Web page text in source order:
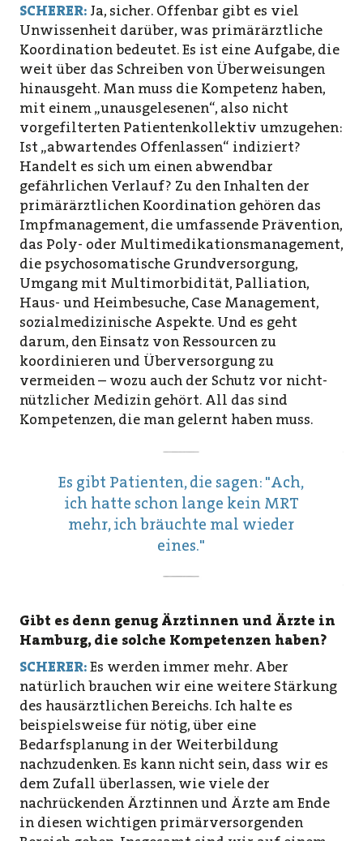
SCHERER: Ja, sicher. Offenbar gibt es viel
Unwissenheit darüber, was primärärztliche
Koordination bedeutet. Es ist eine Aufgabe, die
weit über das Schreiben von Überweisungen
hinausgeht. Man muss die Kompetenz haben,
mit einem „unausgelesenen“, also nicht
vorgefilterten Patientenkollektiv umzugehen:
Ist „abwartendes Offenlassen“ indiziert?
Handelt es sich um einen abwendbar
gefährlichen Verlauf? Zu den Inhalten der
primärärztlichen Koordination gehören das
Impfmanagement, die umfassende Prävention,
das Poly- oder Multimedikationsmanagement,
die psychosomatische Grundversorgung,
Umgang mit Multimorbidität, Palliation,
Haus- und Heimbesuche, Case Management,
sozialmedizinische Aspekte. Und es geht
darum, den Einsatz von Ressourcen zu
koordinieren und Überversorgung zu
vermeiden – wozu auch der Schutz vor nicht-
nützlicher Medizin gehört. All das sind
Kompetenzen, die man gelernt haben muss.
Es gibt Patienten, die sagen: "Ach,
ich hatte schon lange kein MRT
mehr, ich bräuchte mal wieder
eines."
Gibt es denn genug Ärztinnen und Ärzte in
Hamburg, die solche Kompetenzen haben?
SCHERER:Es werden immer mehr. Aber
natürlich brauchen wir eine weitere Stärkung
des hausärztlichen Bereichs. Ich halte es
beispielsweise für nötig, über eine
Bedarfsplanung in der Weiterbildung
nachzudenken. Es kann nicht sein, dass wir es
dem Zufall überlassen, wie viele der
nachrückenden Ärztinnen und Ärzte am Ende
in diesen wichtigen primärversorgenden